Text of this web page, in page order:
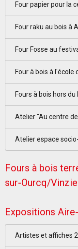
Four papier pour la
Four raku au bois à
Four Fosse au
Four à bois à l'école
Fours à bois hors
Atelier "Au centre
Atelier espace
Fours à bois
sur-Ourcq/
Expositions
Artistes et affiches